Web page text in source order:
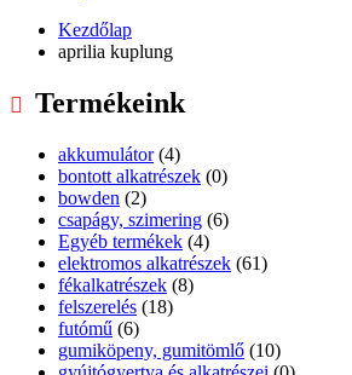
Kezdőlap
aprilia kuplung
Termékeink
akkumulátor (4)
bontott alkatrészek (0)
bowden (2)
csapágy, szimering (6)
Egyéb termékek (4)
elektromos alkatrészek (61)
fékalkatrészek (8)
felszerelés (18)
futómű (6)
gumiköpeny, gumitömlő (10)